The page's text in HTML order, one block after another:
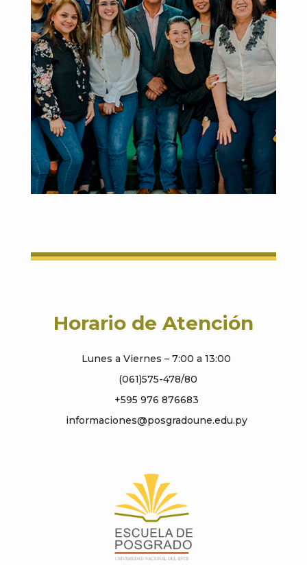
Horario de Atención
Lunes a Viernes – 7:00 a 13:00
(061)575-478/80
+595 976 876683
informaciones@posgradoune.edu.py